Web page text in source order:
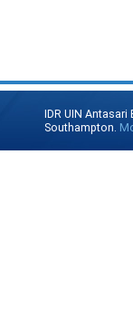
IDR UIN
Southampton.